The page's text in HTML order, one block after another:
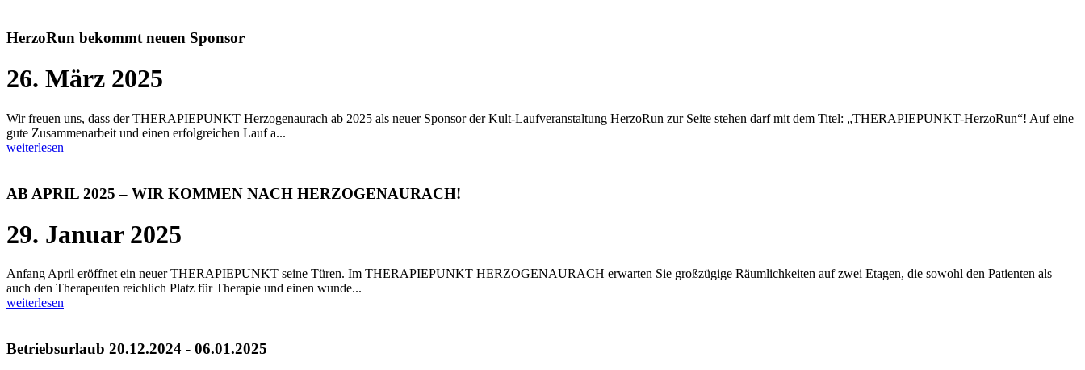
HerzoRun bekommt neuen Sponsor
26. März 2025
Wir freuen uns, dass der THERAPIEPUNKT Herzogenaurach ab 2025 als neuer Sponsor der Kult-Laufveranstaltung HerzoRun zur Seite stehen darf mit dem Titel: „THERAPIEPUNKT-HerzoRun“! Auf eine
gute Zusammenarbeit und einen erfolgreichen Lauf a...
weiterlesen
AB APRIL 2025 – WIR KOMMEN NACH HERZOGENAURACH!
29. Januar 2025
Anfang April eröffnet ein neuer THERAPIEPUNKT seine Türen. Im THERAPIEPUNKT HERZOGENAURACH erwarten Sie großzügige Räumlichkeiten auf zwei Etagen, die sowohl den Patienten als
auch den Therapeuten reichlich Platz für Therapie und einen wunde...
weiterlesen
Betriebsurlaub 20.12.2024 - 06.01.2025